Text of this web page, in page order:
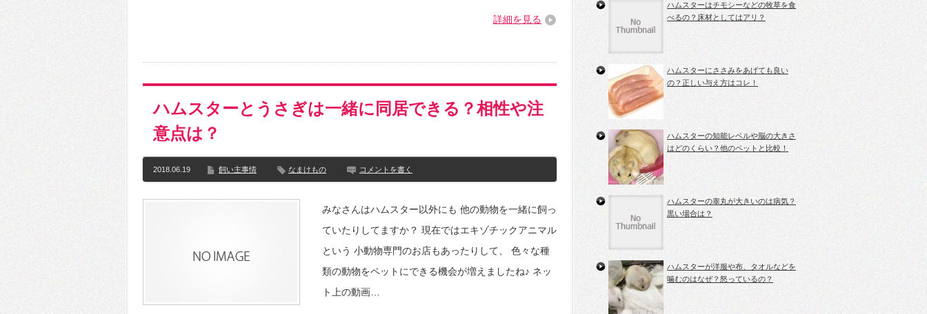
詳細を見る
ハムスターとうさぎは一緒に同居できる？相性や注
意点は？
2018.06.19 飼い主事情 なまけもの コメントを書く
みなさんはハムスター以外にも 他の動物を一緒に飼っ
ていたりしてますか？ 現在ではエキゾチックアニマル
という 小動物専門のお店もあったりして、 色々な種
類の動物をペットにできる機会が増えましたね♪ ネッ
ト上の動画…
ハムスターはチモシーなどの牧草を食
べるの？床材としてはアリ？
ハムスターにささみをあげても良い
の？正しい与え方はコレ！
ハムスターの知能レベルや脳の大きさ
はどのくらい？他のペットと比較！
ハムスターの睾丸が大きいのは病気？
黒い場合は？
ハムスターが洋服や布、タオルなどを
噛むのはなぜ？怒っているの？